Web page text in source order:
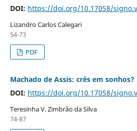
DOI: https://doi.org/10.17058/
Lizandro Carlos Calegari
54-73
PDF
Machado de Assis: crês em sonhos?
DOI: https://doi.org/10.17058/
Teresinha V. Zimbrão da Silva
74-87